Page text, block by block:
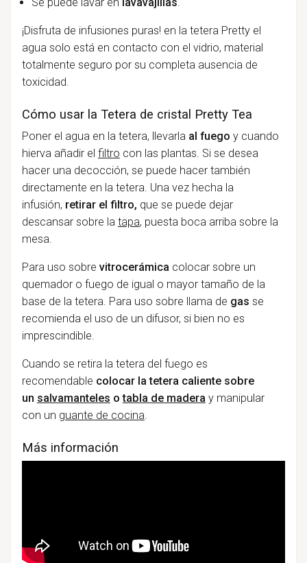
¡Disfruta de infusiones puras! en la tetera Pretty el
agua solo está en contacto con el vidrio, material
totalmente seguro por su completa ausencia de
toxicidad.
Cómo usar la Tetera de cristal Pretty Tea
Poner el agua en la tetera, llevarla al fuego y cuando
hierva añadir el filtro con las plantas. Si se desea
hacer una decocción, se puede hacer también
directamente en la tetera. Una vez hecha la
infusión, retirar el filtro, que se puede dejar
descansar sobre la tapa, puesta boca arriba sobre la
mesa.
Para uso sobre vitrocerámica colocar sobre un
quemador o fuego de igual o mayor tamaño de la
base de la tetera. Para uso sobre llama de gas se
recomienda el uso de un difusor, si bien no es
imprescindible.
Cuando se retira la tetera del fuego es
recomendable colocar la tetera caliente sobre
un salvamanteles o tabla de madera y manipular
con un guante de cocina.
Más información